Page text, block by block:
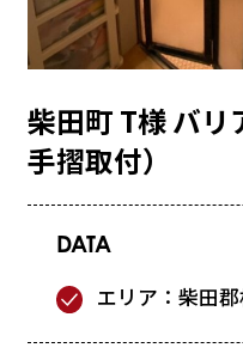
柴田町 T様 バ
手摺取付）
DATA
エリア：柴田